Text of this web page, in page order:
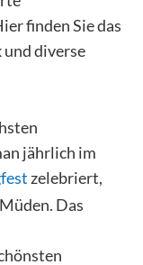
finden Sie das
und diverse
jährlich im
zelebriert,
Das